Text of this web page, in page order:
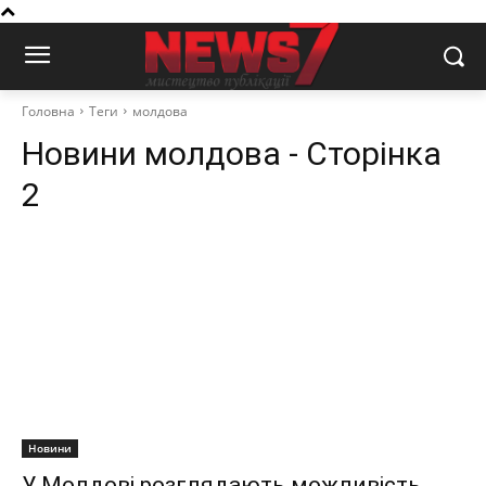
Головна Теги молдова
Новини молдова - Сторінка
2
Новини